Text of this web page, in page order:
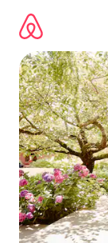
directement
contenu